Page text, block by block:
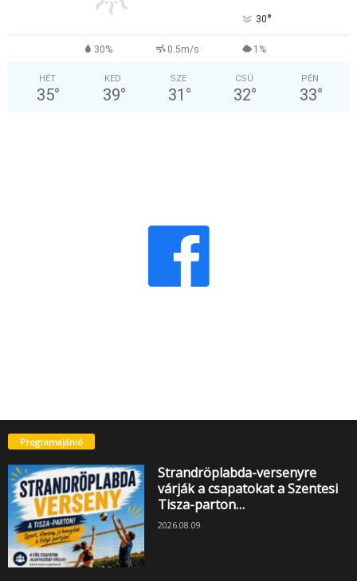
30°
30% 0.5m/s 1%
HÉT
35°
KED
39°
SZE
31 °
CSÜ
32°
PÉN
33°
Programajánló
Strandröplabda-versenyre
várják a csapatokat a Szentesi
Tisza-parton…
2026.08.09.